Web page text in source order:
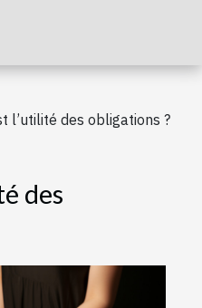
l’utilité des obligations ?
des